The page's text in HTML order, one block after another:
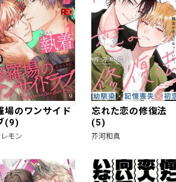
場のワンサイド
(9)
モン
忘れた恋の修復法
(5)
芥河和真